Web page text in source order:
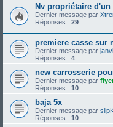
Nv propriétaire d'un
Dernier message par
Réponses : 29
premiere casse sur
Dernier message par janvi
Réponses : 4
new carrosserie
Dernier message par
Réponses : 10
baja 5x
Dernier message par
Réponses : 10